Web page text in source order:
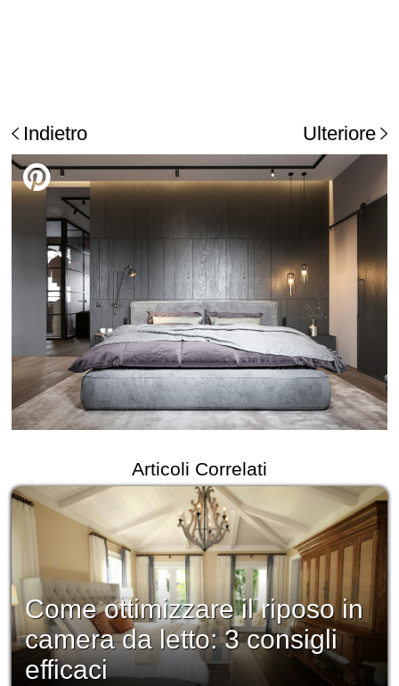
Indietro Ulteriore
Articoli Correlati
Come ottimizzare il riposo in
camera da letto: 3 consigli
efficaci